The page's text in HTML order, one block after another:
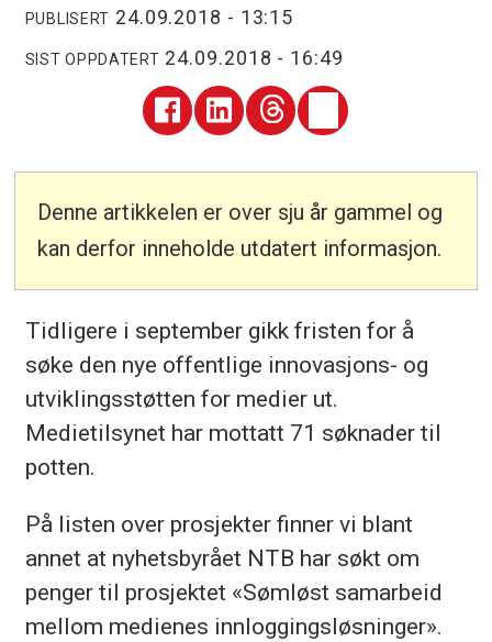
PUBLISERT 24.09.2018 - 13:15
SIST OPPDATERT 24.09.2018 - 16:49
Denne artikkelen er over sju år gammel og
kan derfor inneholde utdatert informasjon.
Tidligere i september gikk fristen for å
søke den nye offentlige innovasjons- og
utviklingsstøtten for medier ut.
Medietilsynet har mottatt 71 søknader til
potten.
På listen over prosjekter finner vi blant
annet at nyhetsbyrået NTB har søkt om
penger til prosjektet «Sømløst samarbeid
mellom medienes innloggingsløsninger».